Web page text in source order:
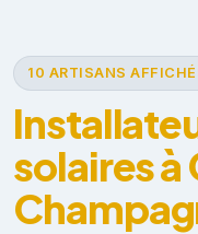
10 ARTISANS
solaires